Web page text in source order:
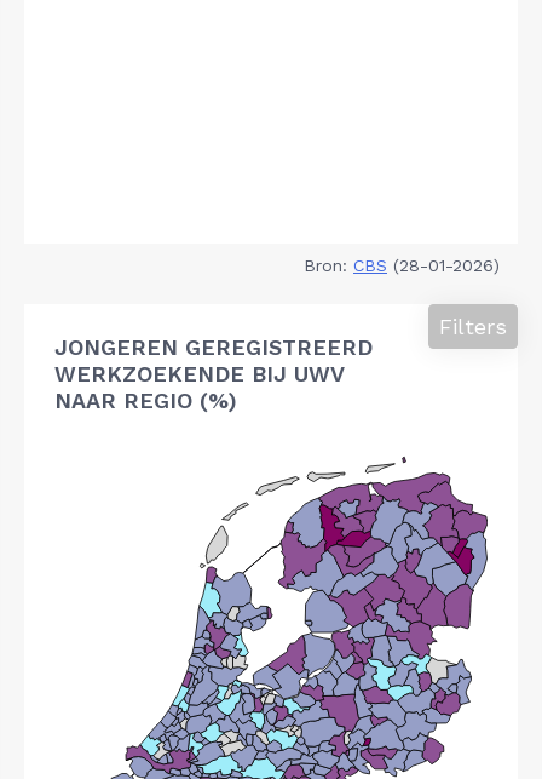
Bron: CBS (28-01-2026)
JONGEREN GEREGISTREERD
WERKZOEKENDE BIJ UWV
NAAR REGIO (%)
Filters